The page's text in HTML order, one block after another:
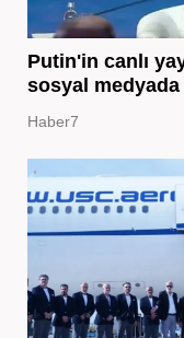
Putin'in canlı
sosyal
Haber7